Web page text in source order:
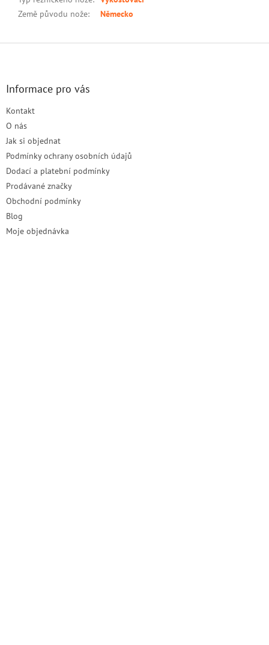
Země původu nože: Německo
Informace pro vás
Kontakt
O nás
Jak si objednat
Podmínky ochrany osobních údajů
Dodací a platební podmínky
Prodávané značky
Obchodní podmínky
Blog
Moje objednávka